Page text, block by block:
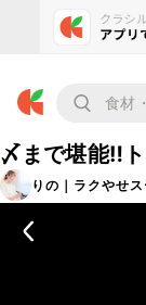
〆まで堪能‼︎
りの｜ラクやせ